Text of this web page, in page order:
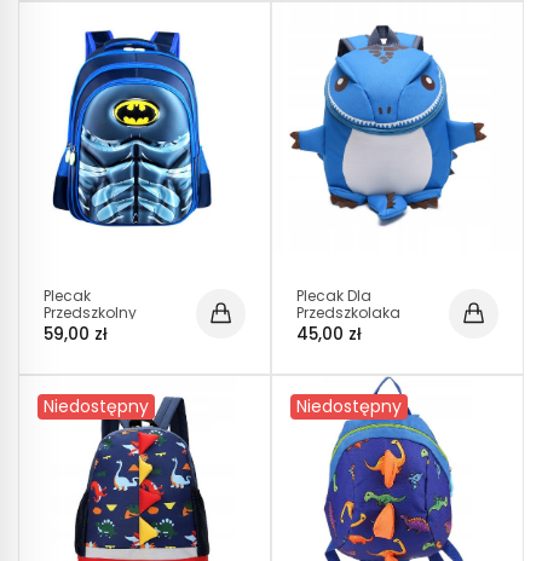
Plecak
Przedszkolny
Batman I S I100
59,00 zł
Plecak Dla
Przedszkolaka
Dinozaur Smok
Niebieski D004
45,00 zł
Niedostępny Niedostępny